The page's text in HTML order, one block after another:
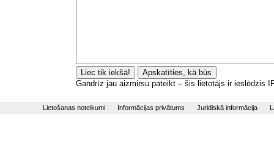
Gandrīz jau aizmirsu pateikt – šis lietotājs ir ieslēdzis
Lietošanas noteikumi Informācijas privātums Juridiskā informācija